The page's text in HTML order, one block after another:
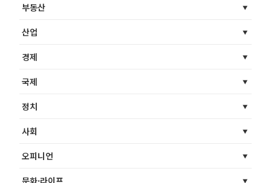
부동산
산업
경제
국제
정치
사회
오피니언
문화·라이프